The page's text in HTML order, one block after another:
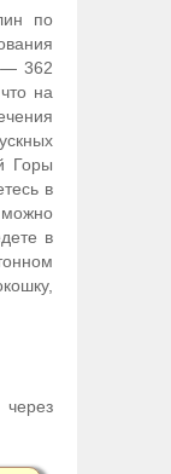
по
— 362
на
Горы
в
в